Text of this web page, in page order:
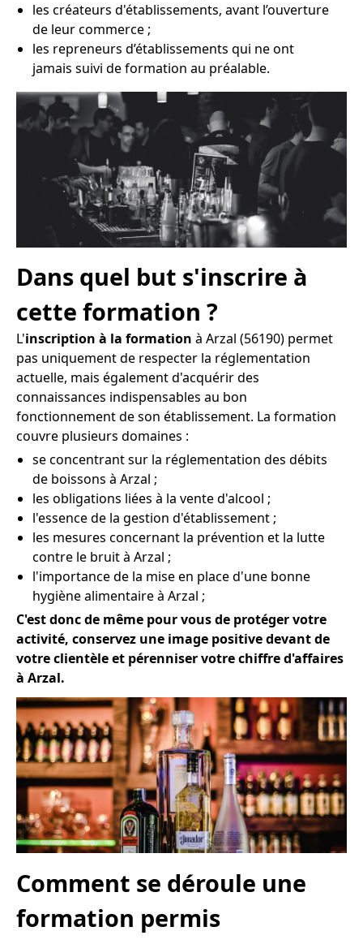
les créateurs d'établissements, avant l’ouverture
de leur commerce ;
les repreneurs d’établissements qui ne ont
jamais suivi de formation au préalable.
Dans quel but s'inscrire à
cette formation ?
L'inscription à la formation à Arzal (56190) permet
pas uniquement de respecter la réglementation
actuelle, mais également d'acquérir des
connaissances indispensables au bon
fonctionnement de son établissement. La formation
couvre plusieurs domaines :
se concentrant sur la réglementation des débits
de boissons à Arzal ;
les obligations liées à la vente d'alcool ;
l'essence de la gestion d'établissement ;
les mesures concernant la prévention et la lutte
contre le bruit à Arzal ;
l'importance de la mise en place d'une bonne
hygiène alimentaire à Arzal ;
C'est donc de même pour vous de protéger votre
activité, conservez une image positive devant de
votre clientèle et pérenniser votre chiffre d'affaires
à Arzal.
Comment se déroule une
formation permis